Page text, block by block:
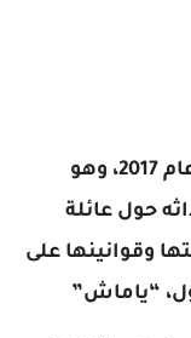
تمَّ إصدار مسلسل الحفرة في عام 2017، وهو
حول عائلة
وقوانينها على
“ياماش”